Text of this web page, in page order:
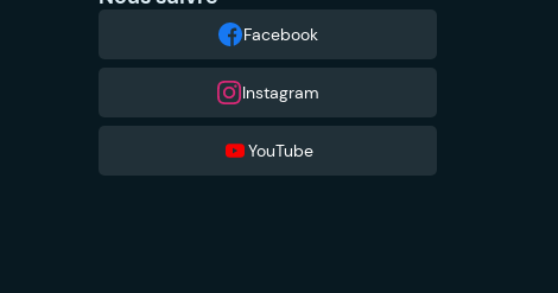
Facebook
Instagram
YouTube